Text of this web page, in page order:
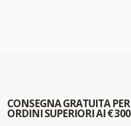
CONSEGNA GRATUITA PER
ORDINI SUPERIORI AI € 300